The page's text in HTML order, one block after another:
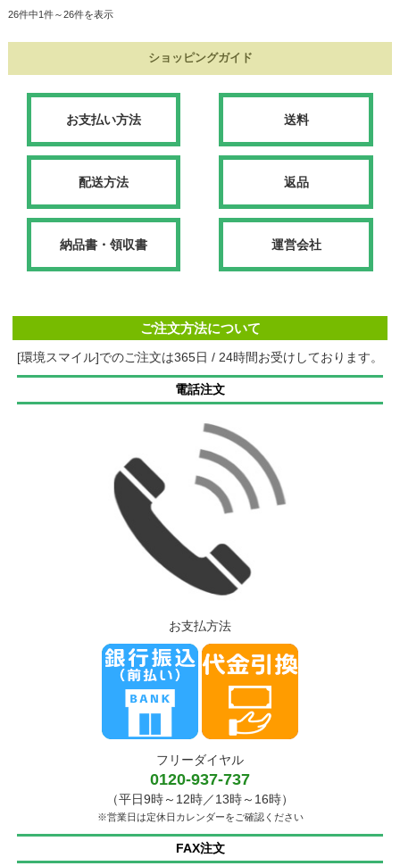
26件中1件～26件を表示
ショッピングガイド
お支払い方法 送料
配送方法 返品
納品書・領収書 運営会社
ご注文方法について
[環境スマイル]でのご注文は365日 / 24時間お受けしております。
電話注文
お支払方法
フリーダイヤル
0120-937-737
（平日9時～12時／13時～16時）
※営業日は定休日カレンダーをご確認ください
FAX注文